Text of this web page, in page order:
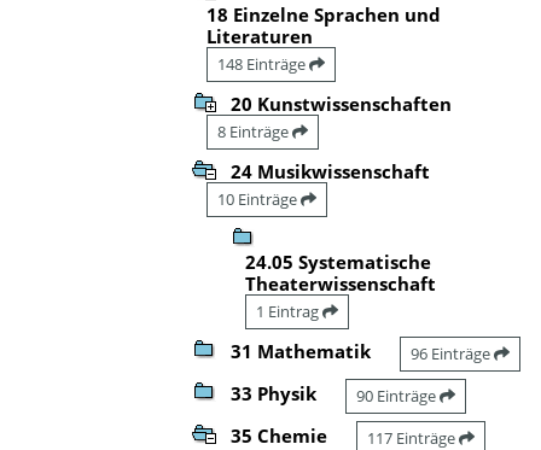
18 Einzelne Sprachen und
Literaturen
148 Einträge
20 Kunstwissenschaften
8 Einträge
24 Musikwissenschaft
10 Einträge
24.05 Systematische
Theaterwissenschaft
1 Eintrag
31 Mathematik 96 Einträge
33 Physik 90 Einträge
35 Chemie 117 Einträge